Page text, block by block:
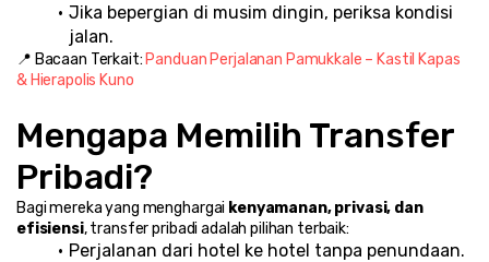
Jika bepergian di musim dingin, periksa kondisi
jalan.
📍 Bacaan Terkait: Panduan Perjalanan Pamukkale – Kastil Kapas
& Hierapolis Kuno
Mengapa Memilih Transfer
Pribadi?
Bagi mereka yang menghargai kenyamanan, privasi, dan
efisiensi, transfer pribadi adalah pilihan terbaik:
Perjalanan dari hotel ke hotel tanpa penundaan.